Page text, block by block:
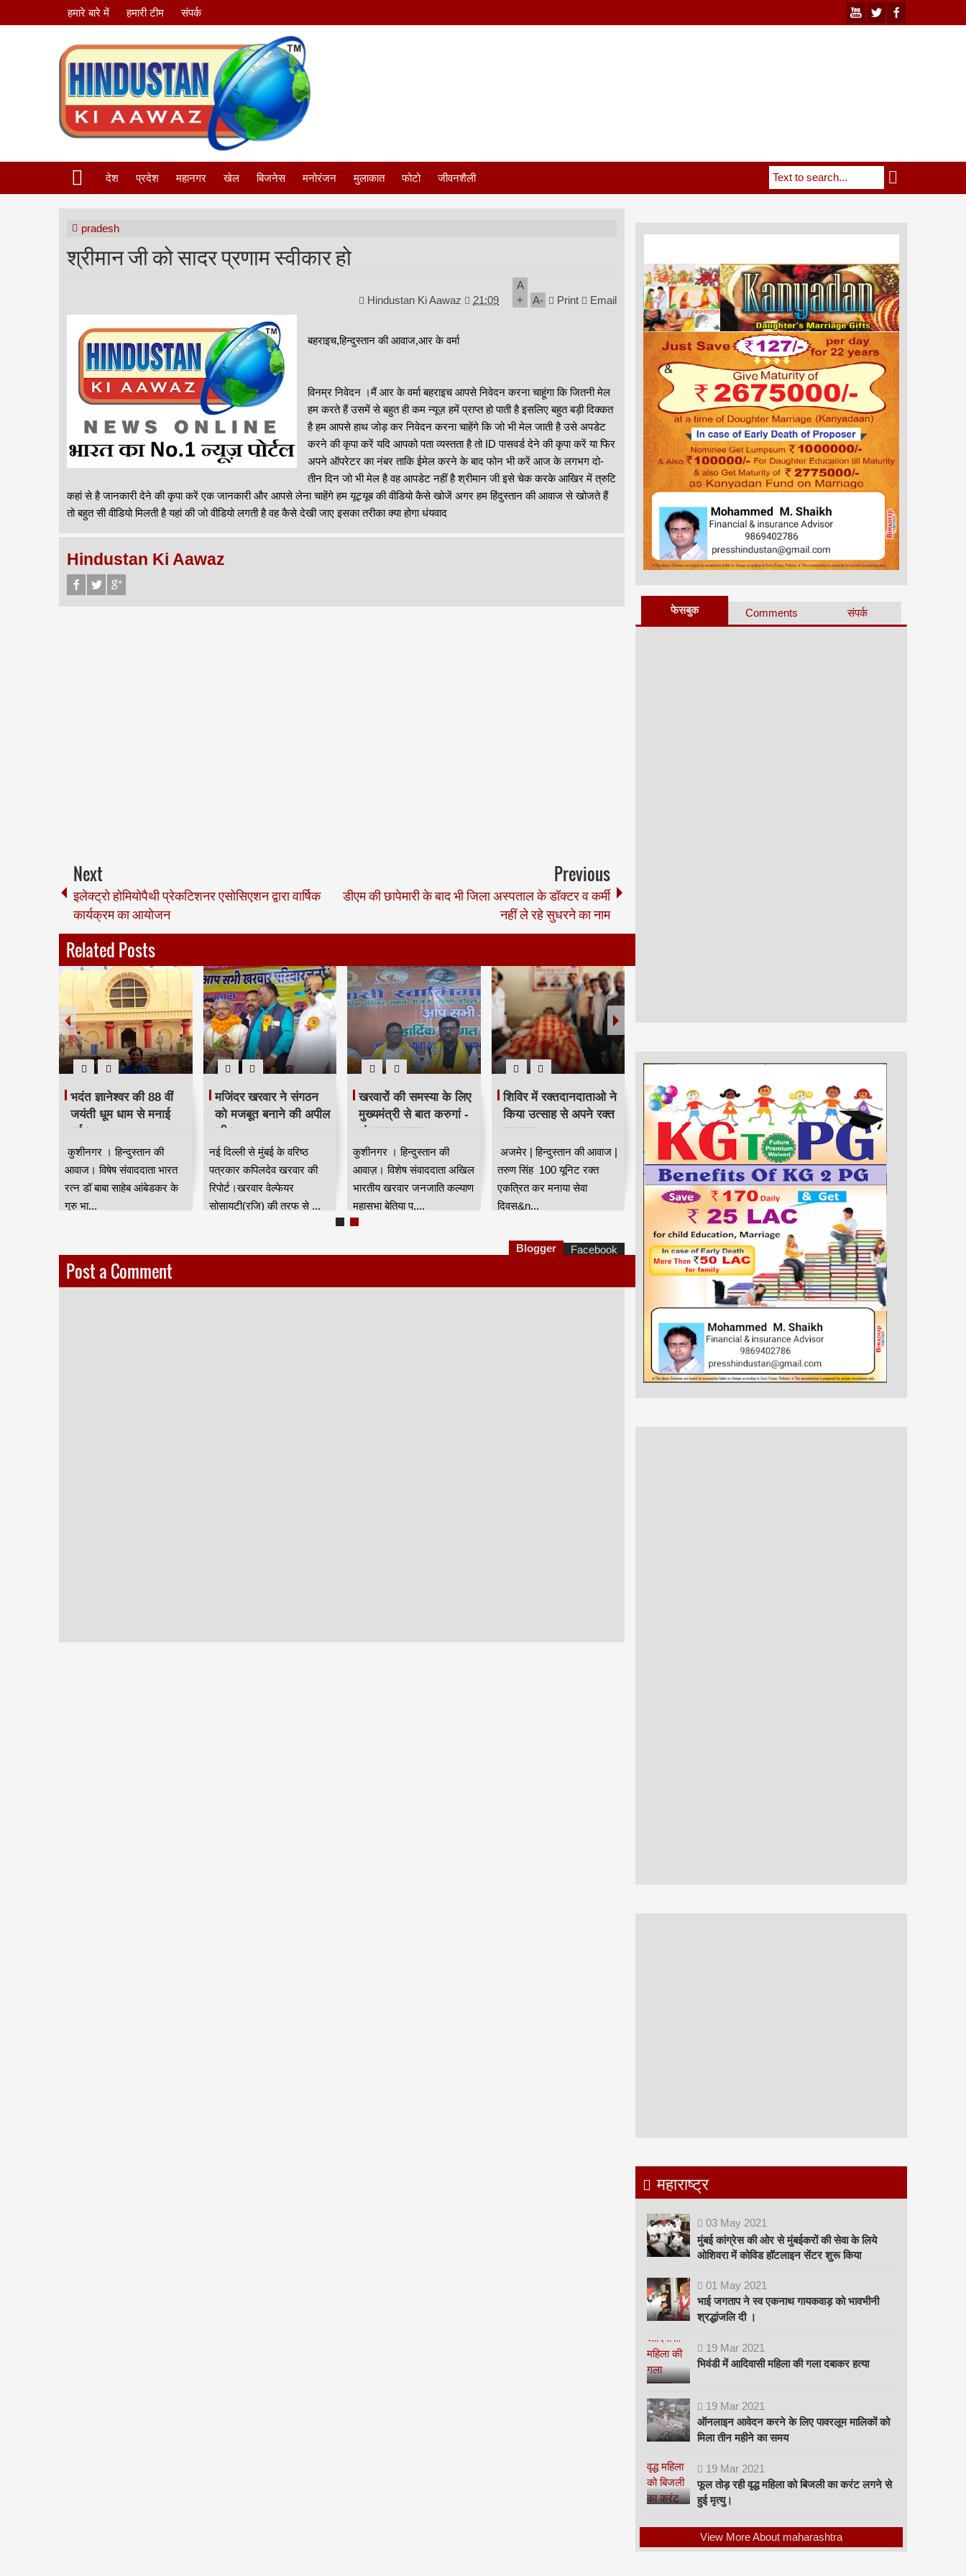
हमारे बारे में हमारी टीम संपर्क
देश प्रदेश महानगर खेल बिजनेस मनोरंजन मुलाकात फोटो जीवनशैली
pradesh
श्रीमान जी को सादर प्रणाम स्वीकार हो
Hindustan Ki Aawaz 21:09
A
+
A- Print Email
बहराइच,हिन्दुस्तान की आवाज,आर के वर्मा
विनम्र निवेदन ।मैं आर के वर्मा बहराइच आपसे निवेदन करना चाहूंगा कि जितनी मेल
हम करते हैं उसमें से बहुत ही कम न्यूज़ हमें प्राप्त हो पाती है इसलिए बहुत बड़ी दिक्कत
है हम आपसे हाथ जोड़ कर निवेदन करना चाहेंगे कि जो भी मेल जाती है उसे अपडेट
करने की कृपा करें यदि आपको पता व्यस्तता है तो ID पासवर्ड देने की कृपा करें या फिर
अपने ऑपरेटर का नंबर ताकि ईमेल करने के बाद फोन भी करें आज के लगभग दो-
तीन दिन जो भी मेल है वह आपडेट नहीं है श्रीमान जी इसे चेक करके आखिर में त्रुटि
कहां से है जानकारी देने की कृपा करें एक जानकारी और आपसे लेना चाहेंगे हम यूट्यूब की वीडियो कैसे खोजें अगर हम हिंदुस्तान की आवाज से खोजते हैं
तो बहुत सी वीडियो मिलती है यहां की जो वीडियो लगती है वह कैसे देखी जाए इसका तरीका क्या होगा धंयवाद
Hindustan Ki Aawaz
Next
इलेक्ट्रो होमियोपैथी प्रेकटिशनर एसोसिएशन द्वारा वार्षिक
कार्यक्रम का आयोजन
Previous
डीएम की छापेमारी के बाद भी जिला अस्पताल के डॉक्टर व कर्मी
नहीं ले रहे सुधरने का नाम
Related Posts
भदंत ज्ञानेश्वर की 88 वीं
जयंती धूम धाम से मनाई
गई।
कुशीनगर । हिन्दुस्तान की
आवाज। विषेष संवाददाता भारत
रत्न डॉ बाबा साहेब आंबेडकर के
गुरु भा...
मजिंदर खरवार ने संगठन
को मजबूत बनाने की अपील
की।
नई दिल्ली से मुंबई के वरिष्ठ
पत्रकार कपिलदेव खरवार की
रिपोर्ट।खरवार वेल्फेयर
सोसायटी(रजि) की तरफ से ...
खरवारों की समस्या के लिए
मुख्यमंत्री से बात करुगां -
शंभू कुमार सुमन
कुशीनगर । हिन्दुस्तान की
आवाज़। विशेष संवाददाता अखिल
भारतीय खरवार जनजाति कल्याण
महासभा बेतिया प,...
शिविर में रक्तदानदाताओ ने
किया उत्साह से अपने रक्त
का दान
अजमेर | हिन्दुस्तान की आवाज |
तरुण सिंह 100 यूनिट रक्त
एकत्रित कर मनाया सेवा
दिवस&n...
Post a Comment
Blogger Facebook
फेसबुक Comments संपर्क
महाराष्ट्र
03 May 2021
मुंबई कांग्रेस की ओर से मुंबईकरों की सेवा के लिये
ओशिवरा में कोविड हॉटलाइन सेंटर शुरू किया
01 May 2021
भाई जगताप ने स्व एकनाथ गायकवाड़ को भावभीनी
श्रद्धांजलि दी ।
19 Mar 2021
भिवंडी में आदिवासी महिला की गला दबाकर हत्या
19 Mar 2021
ऑनलाइन आवेदन करने के लिए पावरलूम मालिकों को
मिला तीन महीने का समय
19 Mar 2021
फूल तोड़ रही वृद्ध महिला को बिजली का करंट लगने से
हुई मृत्यु।
View More About maharashtra